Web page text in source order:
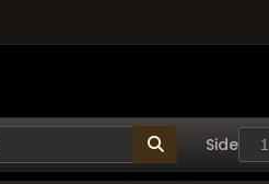
Side